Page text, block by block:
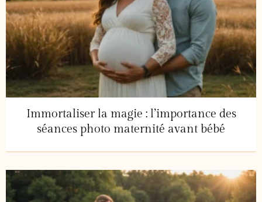
Immortaliser la magie : l’importance des
séances photo maternité avant bébé